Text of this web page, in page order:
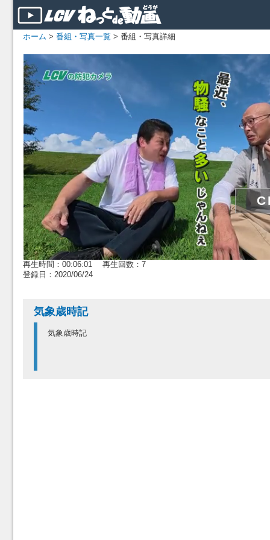
ホーム > 番組・写真一覧 > 番組・写真詳細
再生時間：00:06:01 再生回数：7
登録日：2020/06/24
気象歳時記
気象歳時記